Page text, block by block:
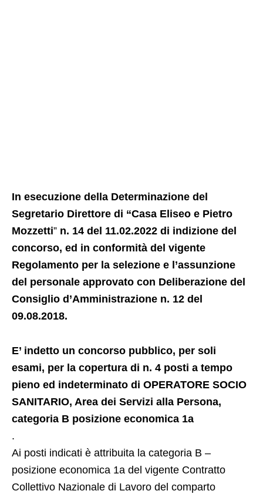
In esecuzione della Determinazione del
Segretario Direttore di “Casa Eliseo e Pietro
Mozzetti” n. 14 del 11.02.2022 di indizione del
concorso, ed in conformità del vigente
Regolamento per la selezione e l’assunzione
del personale approvato con Deliberazione del
Consiglio d’Amministrazione n. 12 del
09.08.2018.
E’ indetto un concorso pubblico, per soli
esami, per la copertura di n. 4 posti a tempo
pieno ed indeterminato di OPERATORE SOCIO
SANITARIO, Area dei Servizi alla Persona,
categoria B posizione economica 1a
.
Ai posti indicati è attribuita la categoria B –
posizione economica 1a del vigente Contratto
Collettivo Nazionale di Lavoro del comparto